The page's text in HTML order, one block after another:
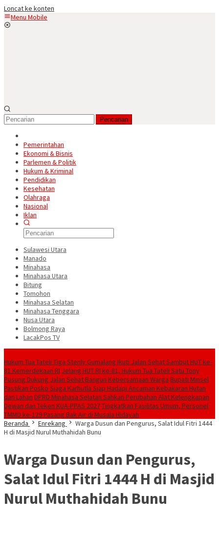
Loncat ke konten
Menu Mobile
Pencarian
Pemerintahan
Ekonomi & Bisnis
Parlemen & Politik
Hukum & Kriminal
Pendidikan
Kesehatan
Olahraga
Nasional
Iklan
Sulawesi Utara
Manado
Minahasa
Minahasa Utara
Bitung
Tomohon
Minahasa Selatan
Minahasa Tenggara
Nusa Utara
Bolmong Raya
LacakPos TV
Hukum Tua Tateli Tiga Stenly Gumalang Ikuti Jalan Sehat Sambut HUT ke-
81 Kemerdekaan RI Jelang HUT RI ke-81, Hukum Tua Tateli Satu Tony
Pusung Dukung Jalan Sehat Bangun Kebersamaan Warga Bupati Minsel
Pastikan Posko Siaga Karhutla Siap Hadapi Ancaman Kebakaran Hutan
dan Lahan DPRD Minahasa Selatan Sahkan Perubahan Alat Kelengkapan
Dewan dan Teken KUA-PPAS 2027Tingkatkan Fasilitas Umum, Personel
TMMD ke-129 Pasang Bak Air di Musala Hidayah
Beranda
Enrekang
Warga Dusun dan Pengurus, Salat Idul Fitri 1444
H di Masjid Nurul Muthahidah Bunu
Warga Dusun dan Pengurus,
Salat Idul Fitri 1444 H di Masjid
Nurul Muthahidah Bunu